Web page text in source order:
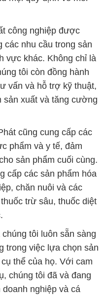
công nghiệp được
các nhu cầu trong sản
vực khác. Không chỉ là
tôi còn đồng hành
vấn và hỗ trợ kỹ thuật,
sản xuất và tăng cường
cũng cung cấp các
phẩm và y tế, đảm
sản phẩm cuối cùng.
cấp các sản phẩm hóa
chăn nuôi và các
trừ sâu, thuốc diệt
tôi luôn sẵn sàng
trong việc lựa chọn sản
thể của họ. Với cam
chúng tôi đã và đang
nghiệp và cá